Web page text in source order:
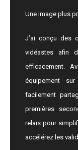
Une image plus
J’ai conçu des
vidéastes afin
efficacement.
équipement
facilement
premières
relais pour
accélérez les